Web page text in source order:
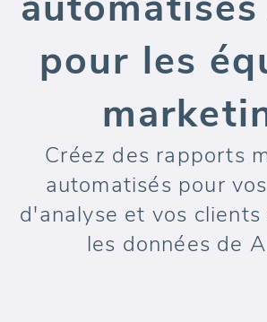
pour les
Créez des rapports
automatisés pour
d'analyse et vos
les données de